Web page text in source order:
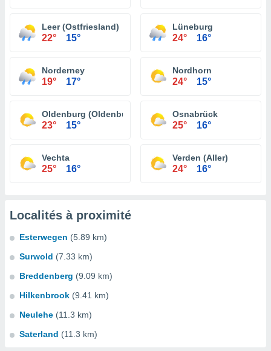
Leer (Ostfriesland)
22° 15°
Lüneburg
24° 16°
Norderney
19° 17°
Nordhorn
24° 15°
Oldenburg (Oldenburg)
23° 15°
Osnabrück
25° 16°
Vechta
25° 16°
Verden (Aller)
24° 16°
Localités à proximité
Esterwegen (5.89 km)
Surwold (7.33 km)
Breddenberg (9.09 km)
Hilkenbrook (9.41 km)
Neulehe (11.3 km)
Saterland (11.3 km)